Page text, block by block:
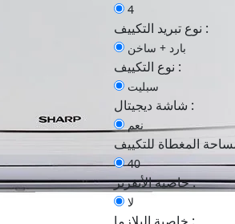
4
نوع تبريد التكييف :
بارد + ساخن
نوع التكييف :
سبليت
شاشة ديجيتال :
نعم
40
خاصية الأنفرتر :
لا